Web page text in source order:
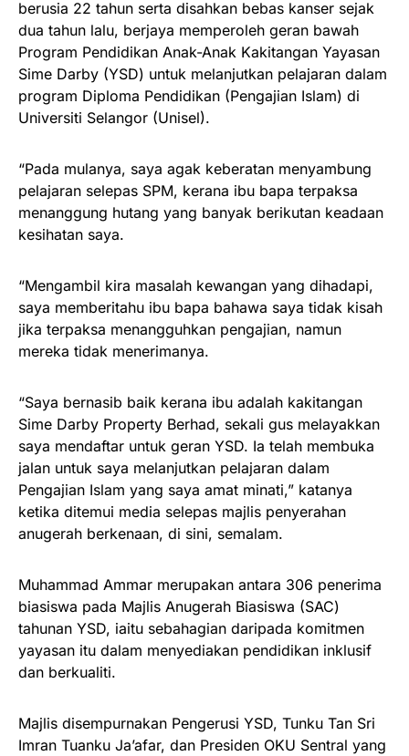
berusia 22 tahun serta disahkan bebas kanser sejak
dua tahun lalu, berjaya memperoleh geran bawah
Program Pendidikan Anak-Anak Kakitangan Yayasan
Sime Darby (YSD) untuk melanjutkan pelajaran dalam
program Diploma Pendidikan (Pengajian Islam) di
Universiti Selangor (Unisel).
“Pada mulanya, saya agak keberatan menyambung
pelajaran selepas SPM, kerana ibu bapa terpaksa
menanggung hutang yang banyak berikutan keadaan
kesihatan saya.
“Mengambil kira masalah kewangan yang dihadapi,
saya memberitahu ibu bapa bahawa saya tidak kisah
jika terpaksa menangguhkan pengajian, namun
mereka tidak menerimanya.
“Saya bernasib baik kerana ibu adalah kakitangan
Sime Darby Property Berhad, sekali gus melayakkan
saya mendaftar untuk geran YSD. Ia telah membuka
jalan untuk saya melanjutkan pelajaran dalam
Pengajian Islam yang saya amat minati,” katanya
ketika ditemui media selepas majlis penyerahan
anugerah berkenaan, di sini, semalam.
Muhammad Ammar merupakan antara 306 penerima
biasiswa pada Majlis Anugerah Biasiswa (SAC)
tahunan YSD, iaitu sebahagian daripada komitmen
yayasan itu dalam menyediakan pendidikan inklusif
dan berkualiti.
Majlis disempurnakan Pengerusi YSD, Tunku Tan Sri
Imran Tuanku Ja’afar, dan Presiden OKU Sentral yang